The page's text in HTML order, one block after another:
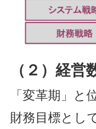
（２）経営
「変革期」
財務目標とし